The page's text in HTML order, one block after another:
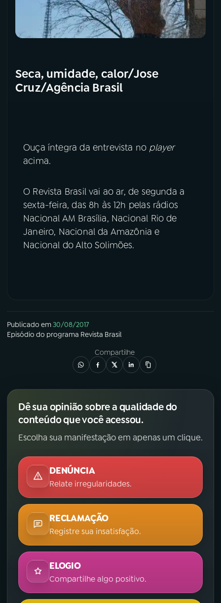
Seca, umidade, calor/Jose
Cruz/Agência Brasil
Ouça íntegra da entrevista no player
acima.
O Revista Brasil vai ao ar, de segunda a
sexta-feira, das 8h às 12h pelas rádios
Nacional AM Brasília, Nacional Rio de
Janeiro, Nacional da Amazônia e
Nacional do Alto Solimões.
Publicado em30/08/2017
Episódio do programa Revista Brasil
Compartilhe
Dê sua opinião sobre a qualidade do
conteúdo que você acessou.
Escolha sua manifestação em apenas um clique.
DENÚNCIA
Relate irregularidades.
RECLAMAÇÃO
Registre sua insatisfação.
ELOGIO
Compartilhe algo positivo.